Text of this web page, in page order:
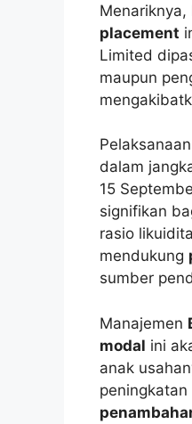
Menariknya,
placement
Limited
maupun
Pelaksanaan
dalam
15
signifikan
rasio
mendukung
sumber
Manajemen
modal ini
anak